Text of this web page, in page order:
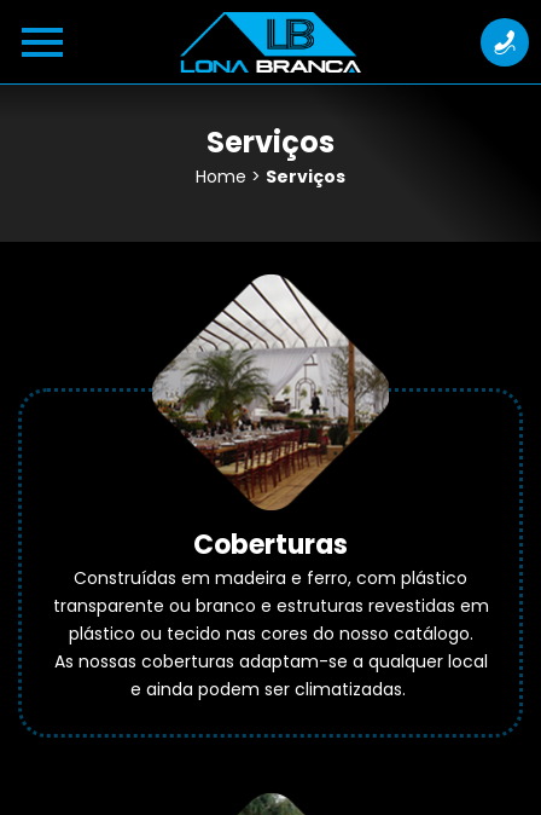
Serviços
Home > Serviços
Coberturas
Construídas em madeira e ferro, com plástico
transparente ou branco e estruturas revestidas em
plástico ou tecido nas cores do nosso catálogo.
As nossas coberturas adaptam-se a qualquer local
e ainda podem ser climatizadas.